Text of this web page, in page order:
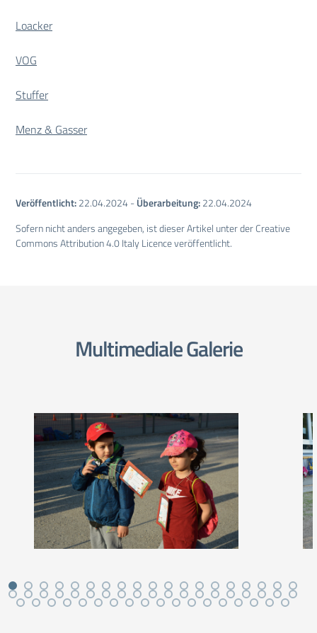
Loacker
VOG
Stuffer
Menz & Gasser
Veröffentlicht:22.04.2024-Überarbeitung:22.04.2024
Sofern nicht anders angegeben, ist dieser Artikel unter der Creative
Commons Attribution 4.0 Italy Licence veröffentlicht.
Multimediale Galerie